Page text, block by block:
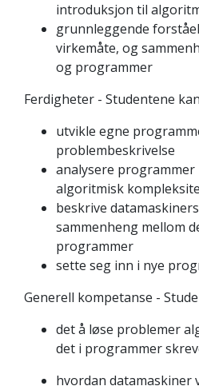
introduksjon til
grunnleggende
virkemåte, og
og programmer
Ferdigheter - Studentene
utvikle egne
problembeskrivelse
analysere programmer
algoritmisk
beskrive
sammenheng mellom
programmer
sette seg inn i nye
Generell kompetanse -
det å løse problemer
det i programmer
hvordan datamaskiner